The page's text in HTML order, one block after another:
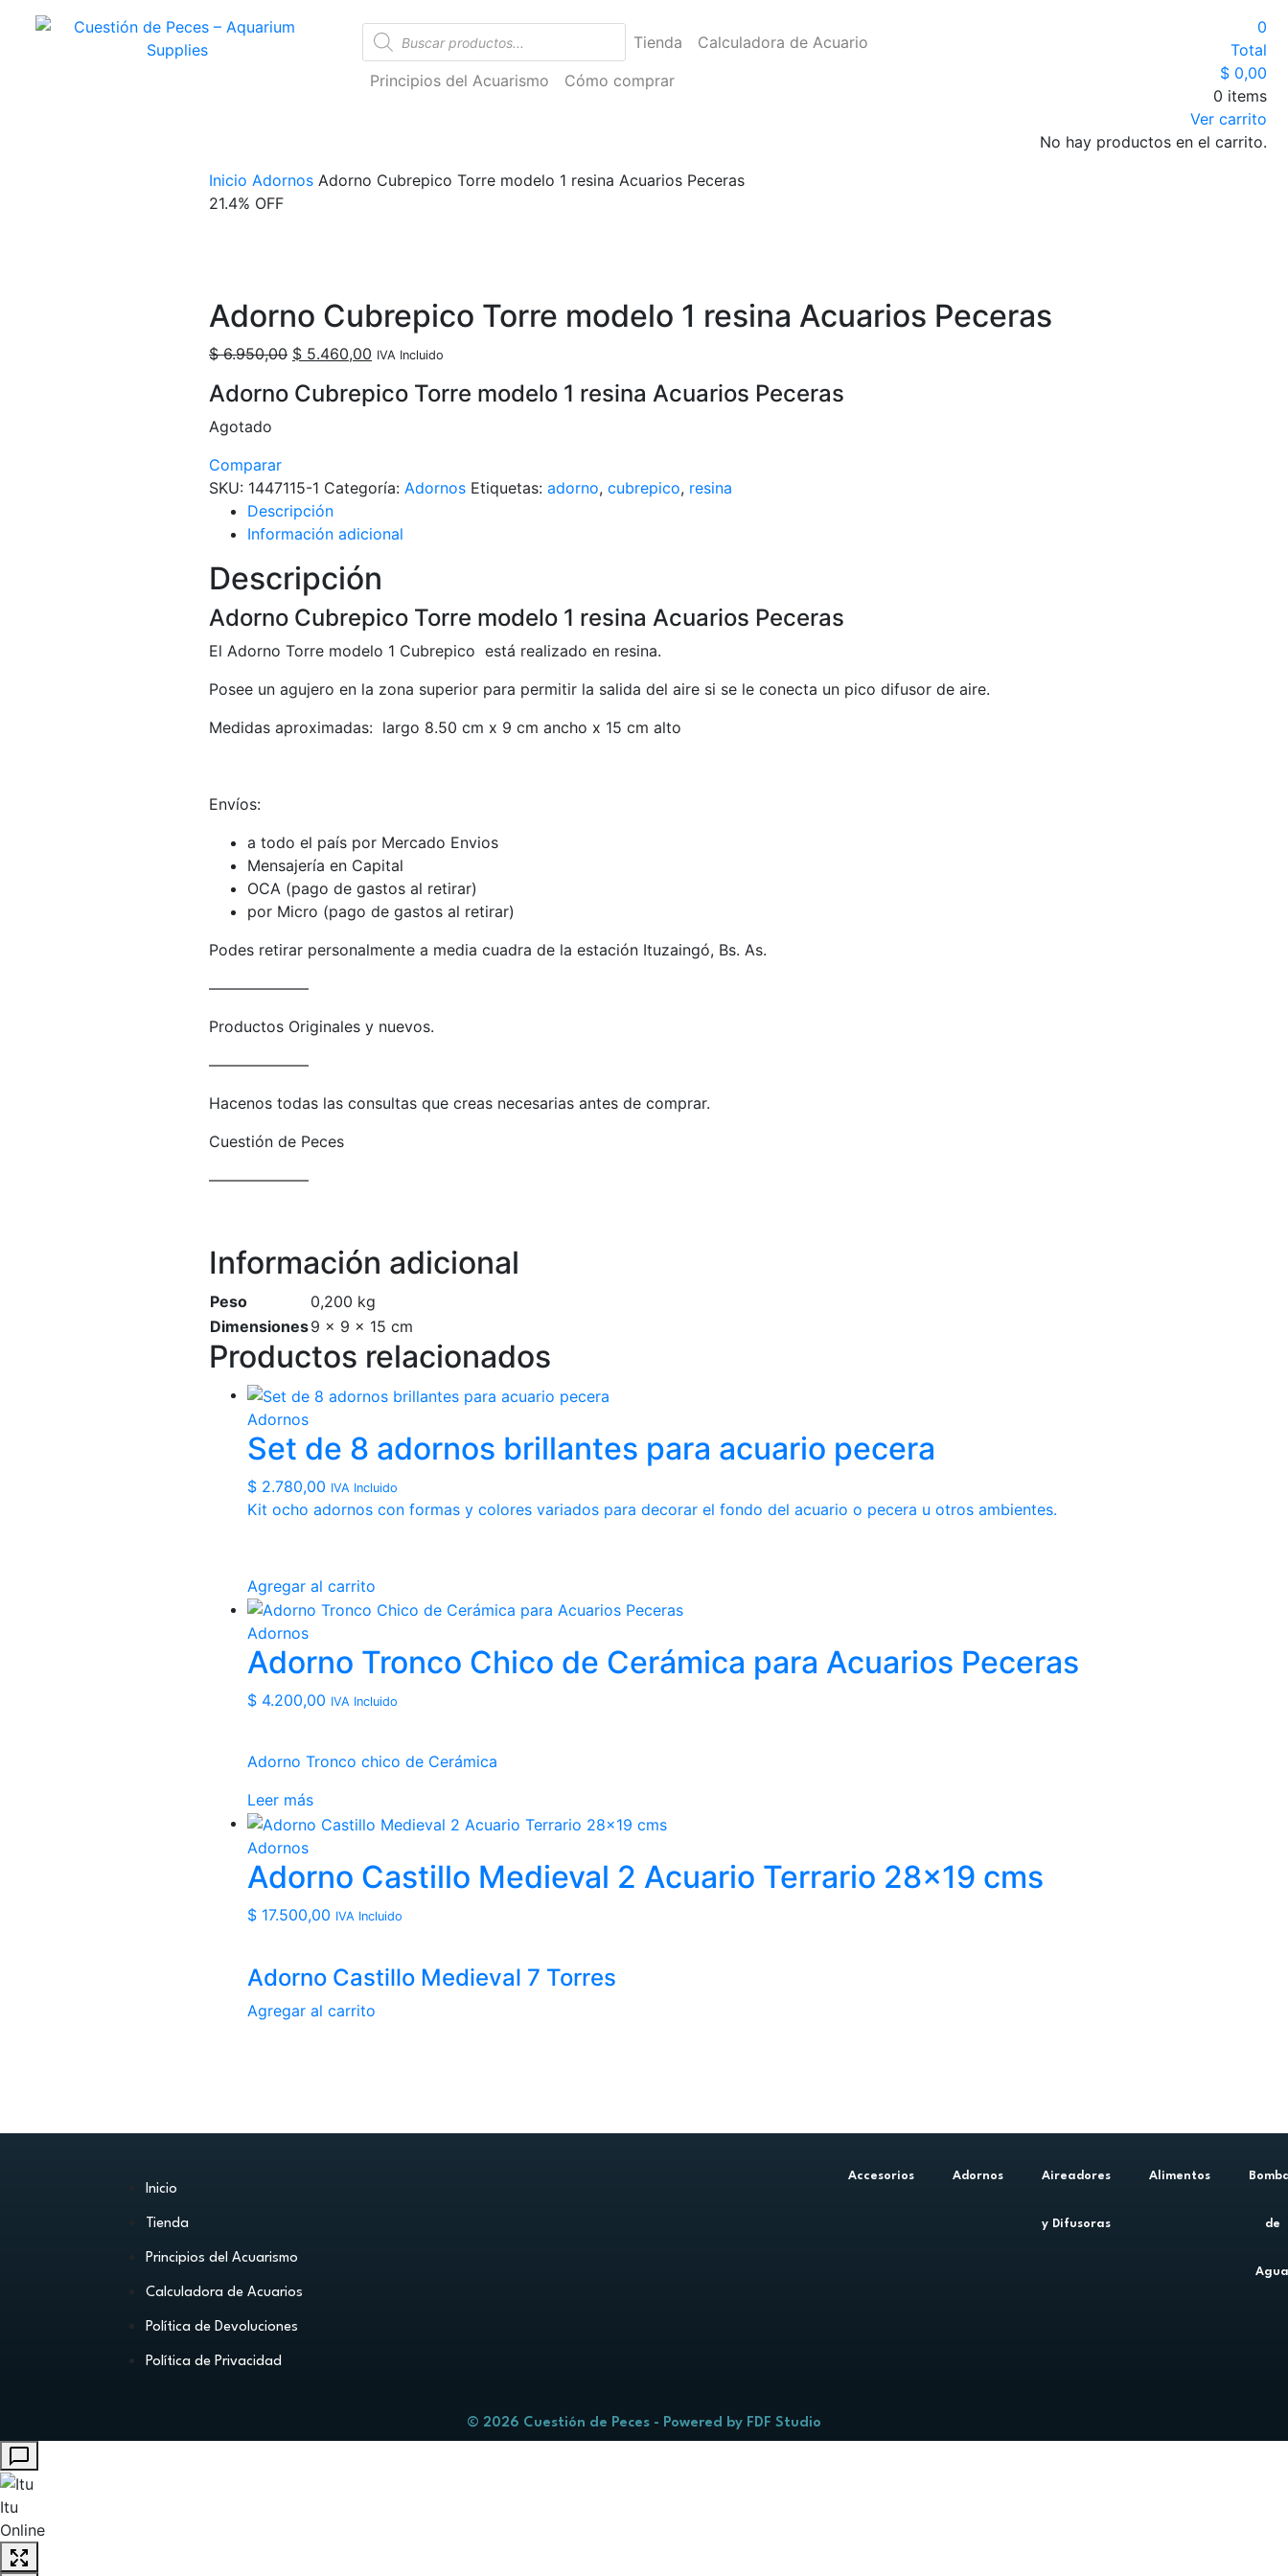
Tienda
Calculadora de Acuario
Principios del Acuarismo
Cómo comprar
0
Total
$ 0,00
0 items
Ver carrito
No hay productos en el carrito.
Inicio Adornos Adorno Cubrepico Torre modelo 1 resina Acuarios Peceras
21.4% OFF
Adorno Cubrepico Torre modelo 1 resina Acuarios Peceras
$6.950,00 $ 5.460,00 IVA Incluido
Adorno Cubrepico Torre modelo 1 resina Acuarios Peceras
Agotado
Comparar
SKU: 1447115-1 Categoría: Adornos Etiquetas: adorno, cubrepico, resina
Descripción
Información adicional
Descripción
Adorno Cubrepico Torre modelo 1 resina Acuarios Peceras
El Adorno Torre modelo 1 Cubrepico está realizado en resina.
Posee un agujero en la zona superior para permitir la salida del aire si se le conecta un pico difusor de aire.
Medidas aproximadas: largo 8.50 cm x 9 cm ancho x 15 cm alto
Envíos:
a todo el país por Mercado Envios
Mensajería en Capital
OCA (pago de gastos al retirar)
por Micro (pago de gastos al retirar)
Podes retirar personalmente a media cuadra de la estación Ituzaingó, Bs. As.
——————–
Productos Originales y nuevos.
——————–
Hacenos todas las consultas que creas necesarias antes de comprar.
Cuestión de Peces
——————–
Información adicional
Peso
0,200 kg
Dimensiones9 × 9 × 15 cm
Productos relacionados
Adornos
Set de 8 adornos brillantes para acuario pecera
$ 2.780,00 IVA Incluido
Kit ocho adornos con formas y colores variados para decorar el fondo del acuario o pecera u otros ambientes.
Agregar al carrito
Adornos
Adorno Tronco Chico de Cerámica para Acuarios Peceras
$ 4.200,00 IVA Incluido
Adorno Tronco chico de Cerámica
Leer más
Adornos
Adorno Castillo Medieval 2 Acuario Terrario 28×19 cms
$ 17.500,00 IVA Incluido
Adorno Castillo Medieval 7 Torres
Agregar al carrito
Inicio
Tienda
Principios del Acuarismo
Calculadora de Acuarios
Política de Devoluciones
Política de Privacidad
Accesorios Adornos Aireadores
y Difusoras
Alimentos
de
© 2026 Cuestión de Peces - Powered by FDF Studio
Itu
Online